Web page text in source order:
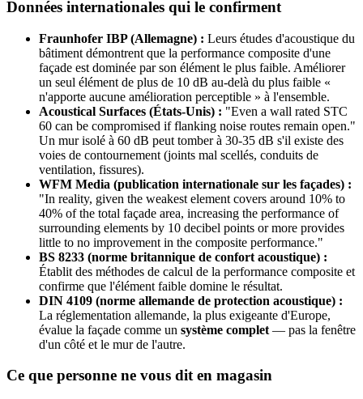
Données internationales qui le confirment
Fraunhofer IBP (Allemagne) : Leurs études d'acoustique du
bâtiment démontrent que la performance composite d'une
façade est dominée par son élément le plus faible. Améliorer
un seul élément de plus de 10 dB au-delà du plus faible «
n'apporte aucune amélioration perceptible » à l'ensemble.
Acoustical Surfaces (États-Unis) : "Even a wall rated STC
60 can be compromised if flanking noise routes remain open."
Un mur isolé à 60 dB peut tomber à 30-35 dB s'il existe des
voies de contournement (joints mal scellés, conduits de
ventilation, fissures).
WFM Media (publication internationale sur les façades) :
"In reality, given the weakest element covers around 10% to
40% of the total façade area, increasing the performance of
surrounding elements by 10 decibel points or more provides
little to no improvement in the composite performance."
BS 8233 (norme britannique de confort acoustique) :
Établit des méthodes de calcul de la performance composite et
confirme que l'élément faible domine le résultat.
DIN 4109 (norme allemande de protection acoustique) :
La réglementation allemande, la plus exigeante d'Europe,
évalue la façade comme un système complet — pas la fenêtre
d'un côté et le mur de l'autre.
Ce que personne ne vous dit en magasin